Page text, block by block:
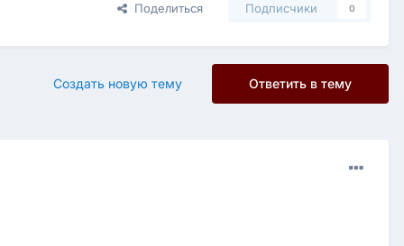
Поделиться Подписчики 0
Ответить в тему
Создать новую тему